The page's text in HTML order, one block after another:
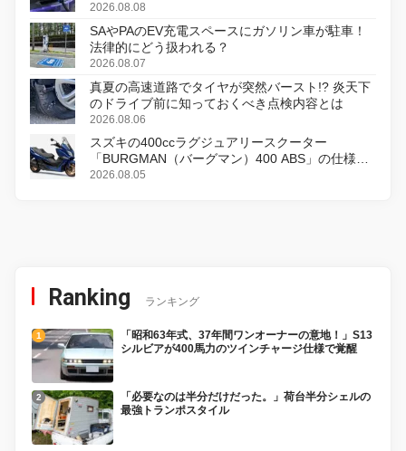
2026.08.08
SAやPAのEV充電スペースにガソリン車が駐車！
法律的にどう扱われる？
2026.08.07
真夏の高速道路でタイヤが突然バースト!? 炎天下
のドライブ前に知っておくべき点検内容とは
2026.08.06
スズキの400ccラグジュアリースクーター
「BURGMAN（バーグマン）400 ABS」の仕様を
変更し、8月18日に発売
2026.08.05
Ranking ランキング
「昭和63年式、37年間ワンオーナーの意地！」S13
シルビアが400馬力のツインチャージ仕様で覚醒
「必要なのは半分だけだった。」荷台半分シェルの
最強トランポスタイル